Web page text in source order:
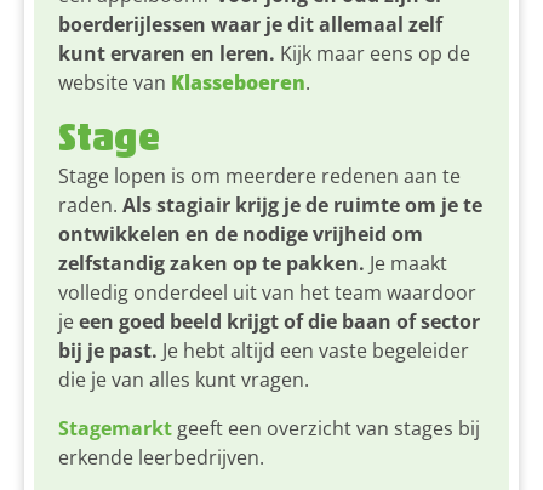
boerderijlessen waar je dit allemaal zelf
kunt ervaren en leren. Kijk maar eens op de
website van Klasseboeren.
Stage
Stage lopen is om meerdere redenen aan te
raden. Als stagiair krijg je de ruimte om je te
ontwikkelen en de nodige vrijheid om
zelfstandig zaken op te pakken. Je maakt
volledig onderdeel uit van het team waardoor
jeeen goed beeld krijgt of die baan of sector
bij je past. Je hebt altijd een vaste begeleider
die je van alles kunt vragen.
Stagemarkt geeft een overzicht van stages bij
erkende leerbedrijven.